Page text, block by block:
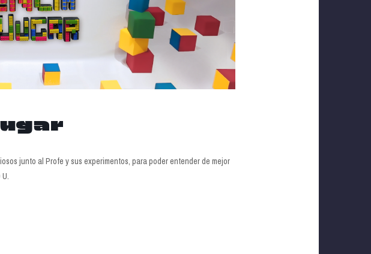
junto al Profe y sus experimentos, para poder entender de mejor